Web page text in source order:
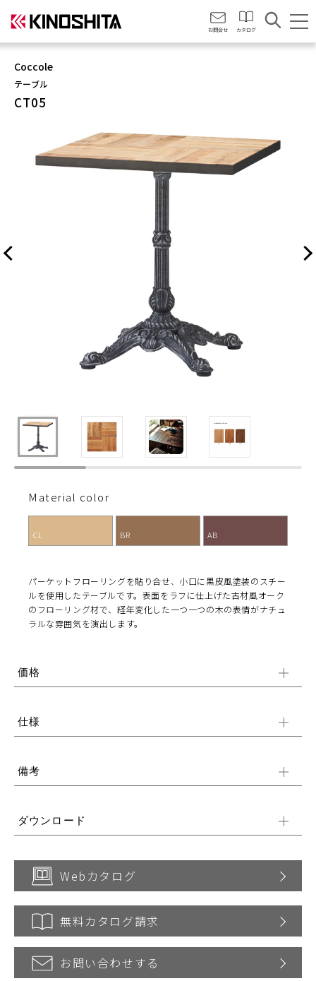
お問合せ カタログ
Coccole
テーブル
CT05
Material color
CL BR AB
パーケットフローリングを貼り合せ、小口に黒皮風塗装のスチー
ルを使用したテーブルです。表面をラフに仕上げた古材風オーク
のフローリング材で、経年変化した一つ一つの木の表情がナチュ
ラルな雰囲気を演出します。
価格
仕様
備考
ダウンロード
Webカタログ
無料カタログ請求
お問い合わせする